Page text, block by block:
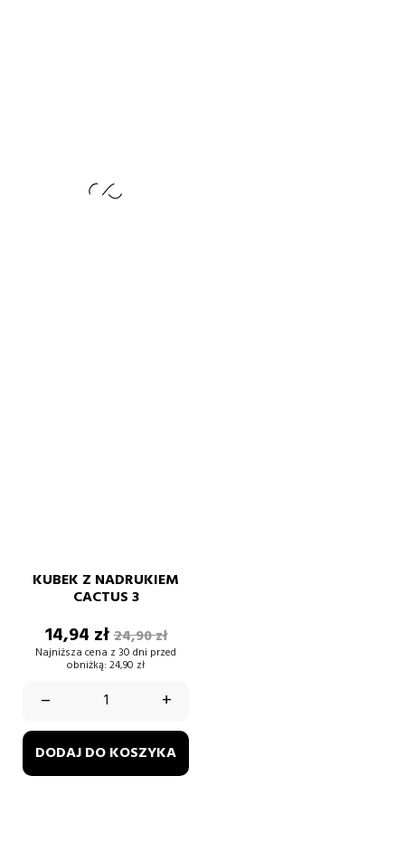
KUBEK Z NADRUKIEM
CACTUS 3
Cena
14,94 złCena
podstawowa
24,90 zł
Najniższa cena z 30 dni przed
obniżką: 24,90 zł
– +
DODAJ DO KOSZYKA